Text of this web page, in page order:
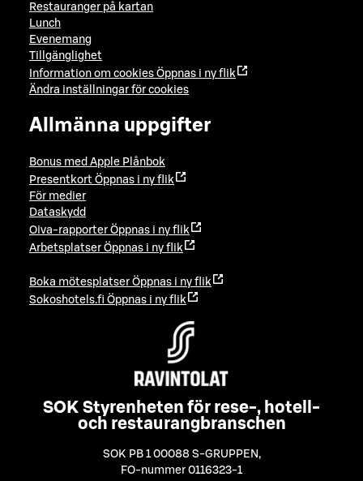
Restauranger på kartan
Lunch
Evenemang
Tillgänglighet
Information om cookies Öppnas i ny flik
Ändra inställningar för cookies
Allmänna uppgifter
Bonus med Apple Plånbok
Presentkort Öppnas i ny flik
För medier
Dataskydd
Oiva-rapporter Öppnas i ny flik
Arbetsplatser Öppnas i ny flik
Boka mötesplatser Öppnas i ny flik
Sokoshotels.fi Öppnas i ny flik
SOK Styrenheten för rese-, hotell-
och restaurangbranschen
SOK PB 1 00088 S-GRUPPEN ,
FO-nummer 0116323-1